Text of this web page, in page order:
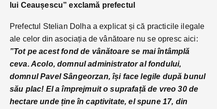
lui Ceaușescu” exclamă prefectul
Prefectul Stelian Dolha a explicat și că practicile ilegale
ale celor din asociația de vânătoare nu se opresc aici:
”Tot pe acest fond de vânătoare se mai întâmplă
ceva. Acolo, domnul administrator al fondului,
domnul Pavel Sângeorzan, își face legile după bunul
său plac! El a împrejmuit o suprafață de vreo 30 de
hectare unde ține în captivitate, el spune 17, din